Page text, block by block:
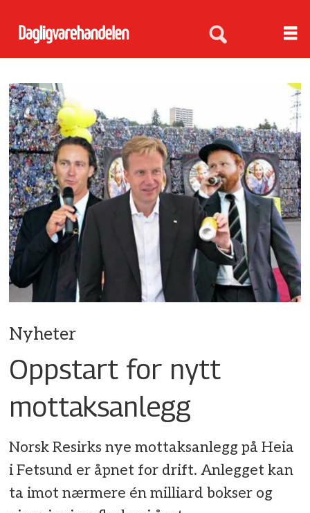
Nyheter
Oppstart for nytt
mottaksanlegg
Norsk Resirks nye mottaksanlegg på Heia
i Fetsund er åpnet for drift. Anlegget kan
ta imot nærmere én milliard bokser og